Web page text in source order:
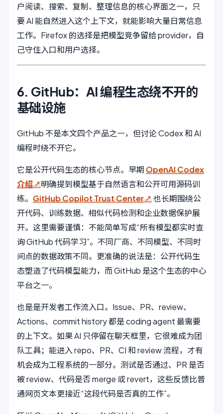
户阅读、搜索、复制、整理信息的核心界面之一，只
要 AI 能自然进入这个上下文，就能影响大量日常信息
工作。Firefox 的选择是把模型竞争留给 provider，自
己守住入口和用户选择。
6. GitHub：AI 编程生态绕不开的
基础设施
GitHub 不是本文四个产品之一，但讨论 Codex 和 AI
编程时绕不开它。
它是公开代码生态的核心节点。早期OpenAI Codex
介绍
明确提到模型基于自然语言和公开可用源码训
练。 GitHub Copilot Trust Center
也长期围绕公
开代码、训练数据、相似代码检测和企业数据保护展
开。这里需要谨慎：不能简单写成“所有模型都实时查
询 GitHub 代码学习”。不同厂商、不同模型、不同时
间点的数据政策不同。更准确的说法是：公开代码生
态塑造了代码模型能力，而 GitHub 是这个生态的中心
平台之一。
也是是开发者工作流入口。Issue、PR、review、
Actions、commit history 都是 coding agent 最需要
的上下文。如果 AI 只停留在聊天框里，它很难成为团
队工具；能进入 repo、PR、CI 和 review 流程，才有
机会成为工程系统的一部分。测试是否通过、PR 是否
被 review、代码是否 merge 或 revert，这些反馈比普
通网页文本更接近“这段代码是否真的工作”。